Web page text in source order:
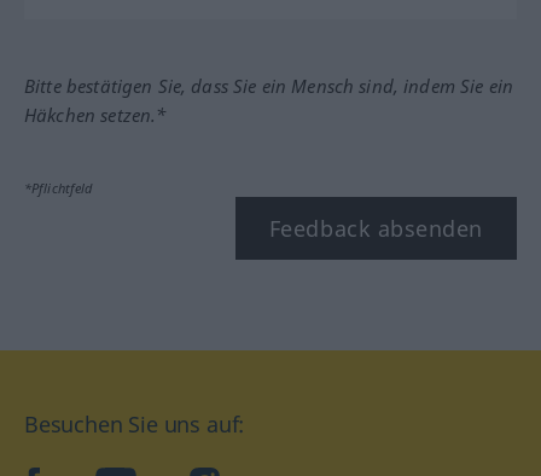
Bitte bestätigen Sie, dass Sie ein Mensch sind, indem Sie ein
Häkchen setzen.*
*Pflichtfeld
Feedback absenden
Besuchen Sie uns auf: